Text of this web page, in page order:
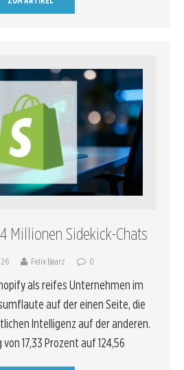
Millionen Sidekick-Chats
Felix Baarz 0
als reifes Unternehmen im
auf der einen Seite, die
Intelligenz auf der anderen.
17,33 Prozent auf 124,56